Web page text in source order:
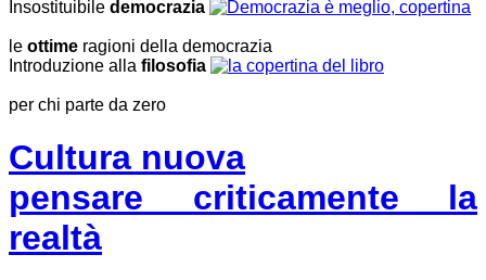
Insostituibile democrazia
le ottime ragioni della democrazia
Introduzione alla filosofia
per chi parte da zero
Cultura nuova
pensare criticamente la
realtà